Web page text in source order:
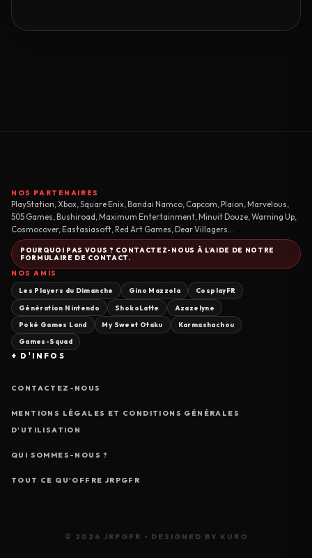
NOS PARTENAIRES
PlayStation, Xbox, Square Enix, Bandai Namco, Capcom, Plaion, Marvelous,
505 Games, Bushiroad, Maximum Entertainment, Minuit Douze, Warning Up,
Cosmocover, Eastasiasoft, Red Art Games, Dear Villagers...
POURQUOI PAS VOUS ? CONTACTEZ-NOUS À L'AIDE DE NOTRE
FORMULAIRE DE CONTACT.
NOS AMIS
Les Players du Dimanche Gino Mazzola CosplayFR
Génération Nintendo ShokoLatte Azazelyne
Poké Games Land My Sweet Otaku Karmashachou
Games-Squad
+ D'INFOS
CONTACTEZ-NOUS
MENTIONS LÉGALES ET CONDITIONS GÉNÉRALES
D'UTILISATION
QUI SOMMES-NOUS ?
TOUT CE QU'OFFRE JRPGFR
© 2026 JRPGFR • DESIGNED BY KURO